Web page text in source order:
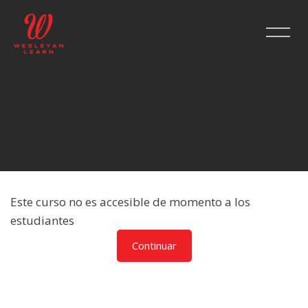
Este curso no es accesible de momento a los
estudiantes
Continuar